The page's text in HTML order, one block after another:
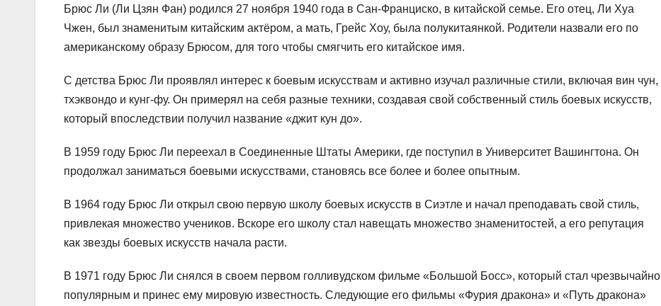
Брюс Ли (Ли Цзян Фан) родился 27 ноября 1940 года в Сан-Франциско, в китайской семье. Его отец, Ли Хуа
Чжен, был знаменитым китайским актёром, а мать, Грейс Хоу, была полукитаянкой. Родители назвали его по
американскому образу Брюсом, для того чтобы смягчить его китайское имя.
С детства Брюс Ли проявлял интерес к боевым искусствам и активно изучал различные стили, включая вин чун,
тхэквондо и кунг-фу. Он примерял на себя разные техники, создавая свой собственный стиль боевых искусств,
который впоследствии получил название «джит кун до».
В 1959 году Брюс Ли переехал в Соединенные Штаты Америки, где поступил в Университет Вашингтона. Он
продолжал заниматься боевыми искусствами, становясь все более и более опытным.
В 1964 году Брюс Ли открыл свою первую школу боевых искусств в Сиэтле и начал преподавать свой стиль,
привлекая множество учеников. Вскоре его школу стал навещать множество знаменитостей, а его репутация
как звезды боевых искусств начала расти.
В 1971 году Брюс Ли снялся в своем первом голливудском фильме «Большой Босс», который стал чрезвычайно
популярным и принес ему мировую известность. Следующие его фильмы «Фурия дракона» и «Путь дракона»